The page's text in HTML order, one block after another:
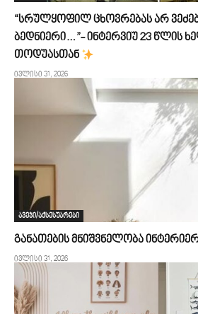
“სრულყოფილ ცხოვრებას არ
ბედნიერი…”- ინტერვიუ 23 წლის
თოდუასთან
ივლისი 31, 2026
ავეჯი/აქსესუარები
განათების მნიშვნელობა
ივლისი 31, 2026